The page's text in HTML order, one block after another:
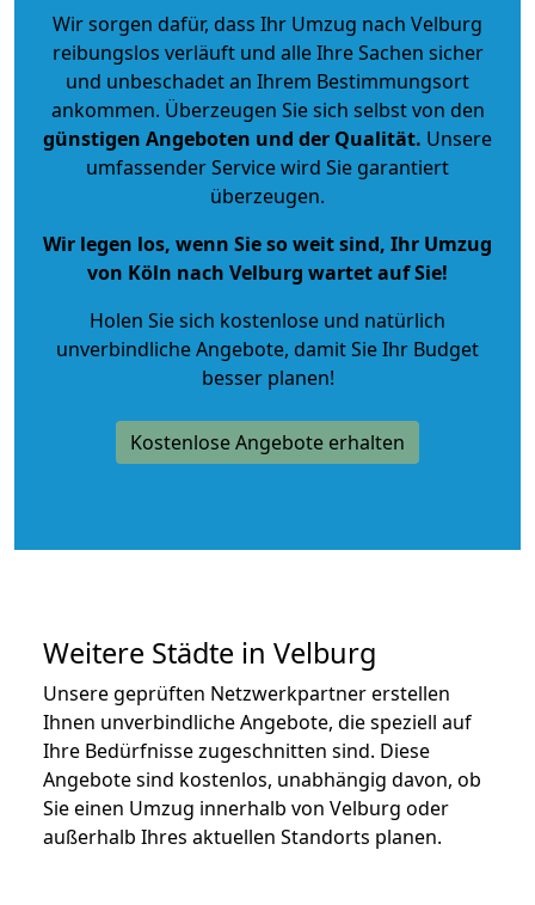
Wir sorgen dafür, dass Ihr Umzug nach Velburg
reibungslos verläuft und alle Ihre Sachen sicher
und unbeschadet an Ihrem Bestimmungsort
ankommen. Überzeugen Sie sich selbst von den
günstigen Angeboten und der Qualität. Unsere
umfassender Service wird Sie garantiert
überzeugen.
Wir legen los, wenn Sie so weit sind, Ihr Umzug
von Köln nach Velburg wartet auf Sie!
Holen Sie sich kostenlose und natürlich
unverbindliche Angebote, damit Sie Ihr Budget
besser planen!
Kostenlose Angebote erhalten
Weitere Städte in Velburg
Unsere geprüften Netzwerkpartner erstellen
Ihnen unverbindliche Angebote, die speziell auf
Ihre Bedürfnisse zugeschnitten sind. Diese
Angebote sind kostenlos, unabhängig davon, ob
Sie einen Umzug innerhalb von Velburg oder
außerhalb Ihres aktuellen Standorts planen.